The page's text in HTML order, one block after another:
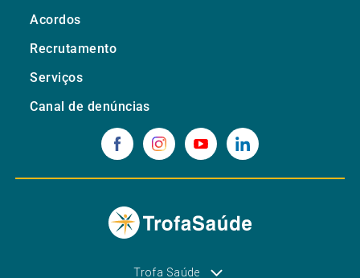
Acordos
Recrutamento
Serviços
Canal de denúncias
Trofa Saúde